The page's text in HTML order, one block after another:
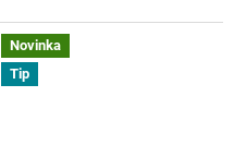
Novinka
Tip